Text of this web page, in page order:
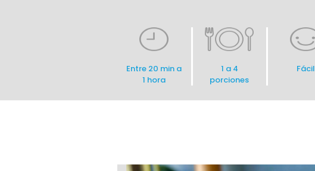
Entre 20 min a
1 hora
1 a 4
porciones
Fácil